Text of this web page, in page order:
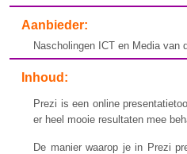
Aanbieder:
Nascholingen ICT en Media van
Inhoud:
Prezi is een online
er heel mooie resultaten mee
De manier waarop je in Prezi